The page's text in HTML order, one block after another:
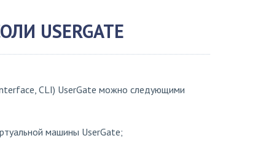
USERGATE
CLI) UserGate можно следующими
машины UserGate;